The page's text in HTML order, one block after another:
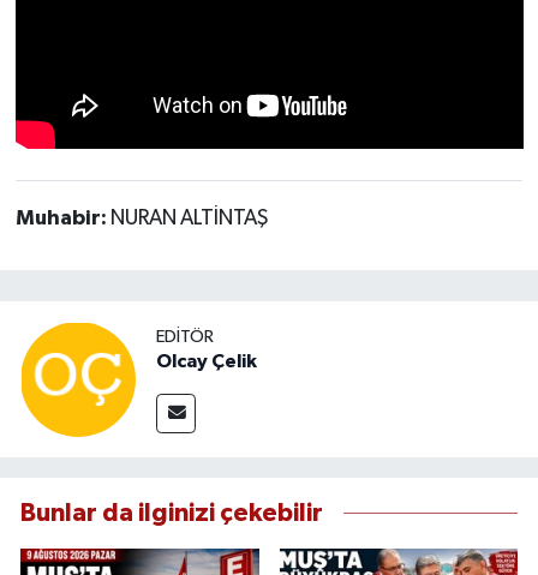
Muhabir: NURAN ALTİNTAŞ
EDITÖR
Olcay Çelik
Bunlar da ilginizi çekebilir